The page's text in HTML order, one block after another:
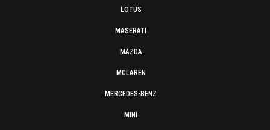
LOTUS
MASERATI
MAZDA
MCLAREN
MERCEDES-BENZ
MINI